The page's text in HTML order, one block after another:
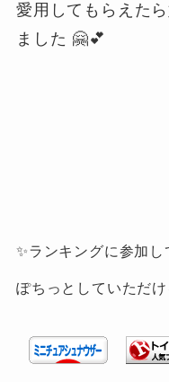
愛用してもらえた
ました 🤗💕
✨ランキングに参加し
ぽちっとしていただけ